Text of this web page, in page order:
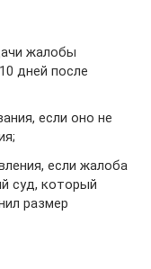
жалобы
дней после
если оно не
если жалоба
суд, который
размер